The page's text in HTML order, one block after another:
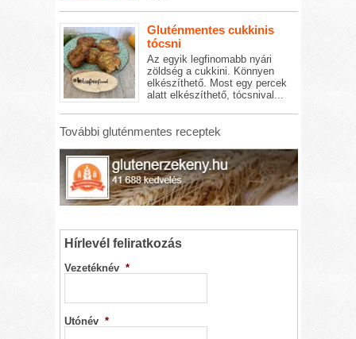
Gluténmentes cukkinis
tócsni
Az egyik legfinomabb nyári
zöldség a cukkini. Könnyen
elkészíthető. Most egy percek
alatt elkészíthető, tócsnival...
További gluténmentes receptek
Hírlevél feliratkozás
Vezetéknév *
Utónév *